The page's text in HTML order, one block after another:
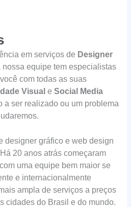
em serviços de Designer
nossa equipe tem especialistas
com todas as suas
Visual e Social Media
a ser realizado ou um problema
designer gráfico e web design
20 anos atrás começaram
uma equipe bem maior se
e internacionalmente
ampla de serviços a preços
cidades do Brasil e do mundo.